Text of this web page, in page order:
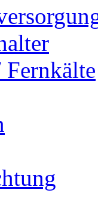
Fernkälte